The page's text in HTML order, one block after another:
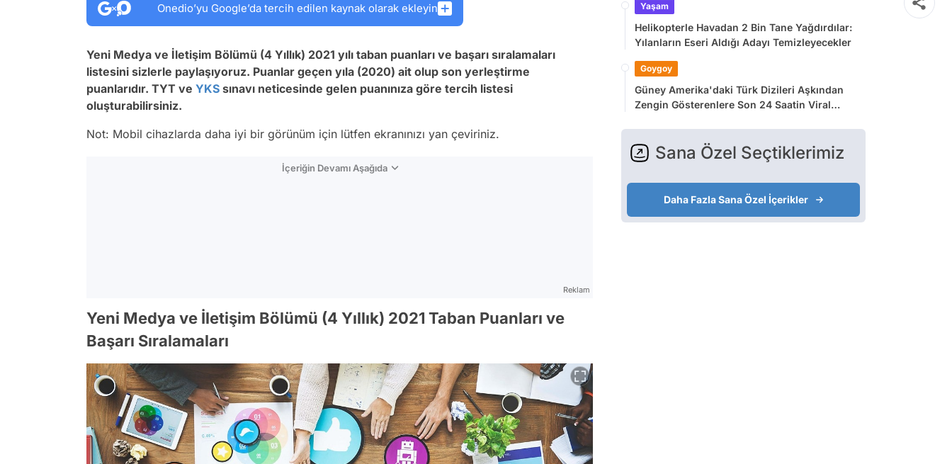
Onedio’yu Google’da tercih edilen kaynak olarak ekleyin
Yeni Medya ve İletişim Bölümü (4 Yıllık) 2021 yılı taban puanları ve başarı sıralamaları
listesini sizlerle paylaşıyoruz. Puanlar geçen yıla (2020) ait olup son yerleştirme
puanlarıdır. TYT ve YKS sınavı neticesinde gelen puanınıza göre tercih listesi
oluşturabilirsiniz.
Not: Mobil cihazlarda daha iyi bir görünüm için lütfen ekranınızı yan çeviriniz.
İçeriğin Devamı Aşağıda
Reklam
Yeni Medya ve İletişim Bölümü (4 Yıllık) 2021 Taban Puanları ve
Başarı Sıralamaları
Yaşam
Helikopterle Havadan 2 Bin Tane Yağdırdılar:
Yılanların Eseri Aldığı Adayı Temizleyecekler
Goygoy
Güney Amerika'daki Türk Dizileri Aşkından
Zengin Gösterenlere Son 24 Saatin Viral
Sana Özel Seçtiklerimiz
Daha Fazla Sana Özel İçerikler